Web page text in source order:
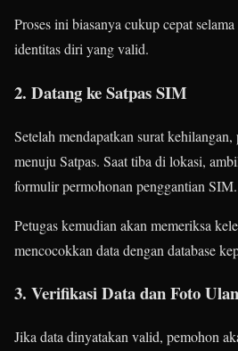
Proses ini biasanya cukup cepat
identitas diri yang valid.
2. Datang ke Satpas SIM
Setelah mendapatkan surat
menuju Satpas. Saat tiba di lokasi,
formulir permohonan penggantian SIM.
Petugas kemudian akan memeriksa
mencocokkan data dengan database
3. Verifikasi Data dan Foto
Jika data dinyatakan valid, pemohon